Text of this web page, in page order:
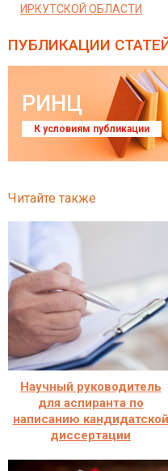
ИРКУТСКОЙ ОБЛАСТИ
ПУБЛИКАЦИИ
РИНЦ
К условиям публикации
Читайте также
Научный руководитель
для аспиранта по
написанию кандидатской
диссертации